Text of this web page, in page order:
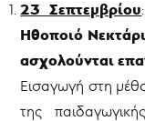
23 Σεπτεμβρίου:
Ηθοποιό
ασχολούνται
Εισαγωγή στη
της